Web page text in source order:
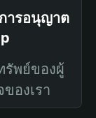
ารอนุญาต
รัพย์ของผู้
องเรา